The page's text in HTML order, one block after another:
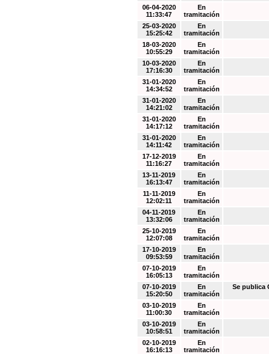
06-04-2020
11:33:47
En
tramitación
25-03-2020
15:25:42
En
tramitación
18-03-2020
10:55:29
En
tramitación
10-03-2020
17:16:30
En
tramitación
31-01-2020
14:34:52
En
tramitación
31-01-2020
14:21:02
En
tramitación
31-01-2020
14:17:12
En
tramitación
31-01-2020
14:11:42
En
tramitación
17-12-2019
11:16:27
En
tramitación
13-11-2019
16:13:47
En
tramitación
11-11-2019
12:02:11
En
tramitación
04-11-2019
13:32:06
En
tramitación
25-10-2019
12:07:08
En
tramitación
17-10-2019
09:53:59
En
tramitación
07-10-2019
16:05:13
En
tramitación
07-10-2019
15:20:50
En
tramitación
Se publica
03-10-2019
11:00:30
En
tramitación
03-10-2019
10:58:51
En
tramitación
02-10-2019
16:16:13
En
tramitación